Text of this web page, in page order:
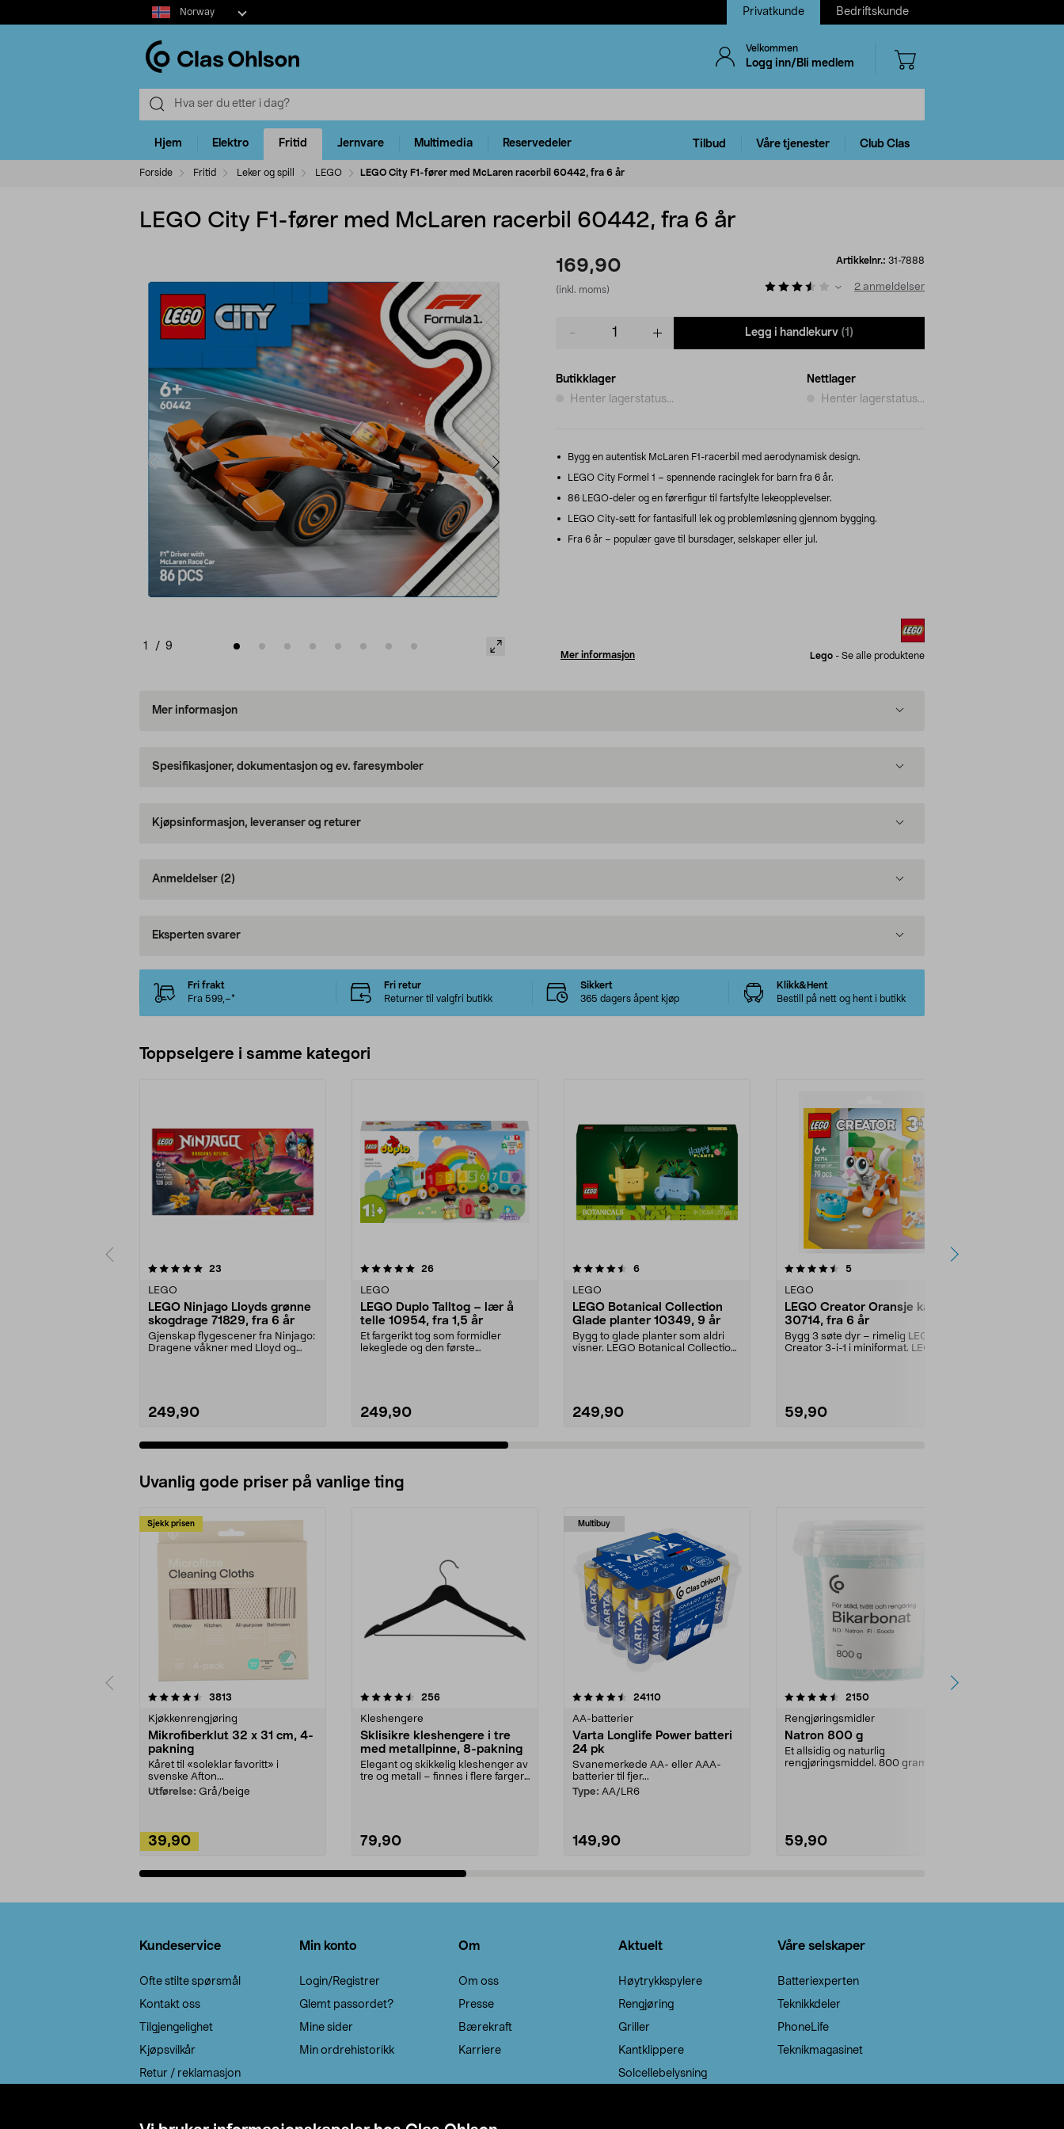
Select
market
Norway Privatkunde Bedriftskunde
Velkommen
Logg inn/Bli medlem
Hjem Elektro Fritid Jernvare Multimedia Reservedeler Tilbud Våre tjenester Club Clas
Forside Fritid Leker og spill LEGO LEGO City F1-fører med McLaren racerbil 60442, fra 6 år
LEGO City F1-fører med McLaren racerbil 60442, fra 6 år
1 / 9
169,90
(inkl. moms)
Artikkelnr.: 31-7888
2 anmeldelser
Legg i handlekurv (1)
Butikklager
Henter lagerstatus...
Nettlager
Henter lagerstatus...
Bygg en autentisk McLaren F1-racerbil med aerodynamisk design.
LEGO City Formel 1 – spennende racinglek for barn fra 6 år.
86 LEGO-deler og en førerfigur til fartsfylte lekeopplevelser.
LEGO City-sett for fantasifull lek og problemløsning gjennom bygging.
Fra 6 år – populær gave til bursdager, selskaper eller jul.
Mer informasjon Lego - Se alle produktene
Mer informasjon
Spesifikasjoner, dokumentasjon og ev. faresymboler
Kjøpsinformasjon, leveranser og returer
Anmeldelser (2)
Eksperten svarer
Fri frakt
Fra 599,–*
Fri retur
Returner til valgfri butikk
Sikkert
365 dagers åpent kjøp
Klikk&Hent
Bestill på nett og hent i butikk
Toppselgere i samme kategori
23
LEGO
LEGO Ninjago Lloyds grønne
skogdrage 71829, fra 6 år
Gjenskap flygescener fra Ninjago:
Dragene våkner med Lloyd og
249,90
5.0 av 5 stjerner 26anmeldelser
LEGO
LEGO Duplo Talltog – lær å
telle 10954, fra 1,5 år
Et fargerikt tog som formidler
lekeglede og den første
249,90
4.5 av 5 stjerner 6anmeldelser
LEGO
LEGO Botanical Collection
Glade planter 10349, 9 år
Bygg to glade planter som aldri
visner. LEGO Botanical Collection
249,90
4.5 av 5 stjerner 5anmeldelser
LEGO
LEGO Creator Oransje katt
30714, fra 6 år
Bygg 3 søte dyr – rimelig LEGO
Creator 3-i-1 i miniformat. LEGO
59,90
0.0 av 5 stjerner
Uvanlig gode priser på vanlige ting
Sjekk prisen
3813
Kjøkkenrengjøring
Mikrofiberklut 32 x 31 cm, 4-
pakning
Kåret til «soleklar favoritt» i
svenske Afton...
Utførelse: Grå/beige
39,90
4.5av 5 stjerner 256anmeldelser
Kleshengere
Sklisikre kleshengere i tre
med metallpinne, 8-pakning
Elegant og skikkelig kleshenger av
tre og metall – finnes i flere farger.
79,90
Multibuy
4.5av 5 stjerner 24110anmeldelser
AA-batterier
Varta Longlife Power batteri
24 pk
Svanemerkede AA- eller AAA-
batterier til fjer...
Type: AA/LR6
149,90
4.5av 5 stjerner 2150anmeldelser
Rengjøringsmidler
Natron 800 g
Et allsidig og naturlig
rengjøringsmiddel. 800 gram
59,90
4.0av 5 stjerner
Kundeservice
Ofte stilte spørsmål
Kontakt oss
Tilgjengelighet
Kjøpsvilkår
Retur / reklamasjon
Min konto
Login/Registrer
Glemt passordet?
Mine sider
Min ordrehistorikk
Om
Om oss
Presse
Bærekraft
Karriere
Aktuelt
Høytrykkspylere
Rengjøring
Griller
Kantklippere
Solcellebelysning
Våre selskaper
Batteriexperten
Teknikkdeler
PhoneLife
Teknikmagasinet